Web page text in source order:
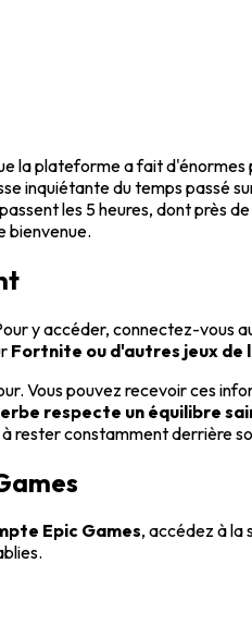
la plateforme a fait
inquiétante du temps passé
les 5 heures, dont près
bienvenue.
y accéder, connectez-vous
Fortnite ou d'autres jeux de
Vous pouvez recevoir ces
respecte un équilibre
rester constamment derrière
Epic Games, accédez à la